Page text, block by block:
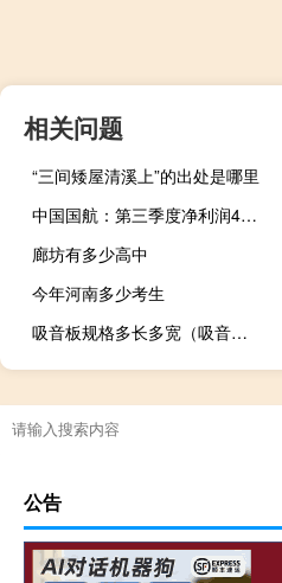
相关问题
“三间矮屋清溪上”的出处是哪里
中国国航：第三季度净利润42.42亿元
廊坊有多少高中
今年河南多少考生
吸音板规格多长多宽（吸音板规格）
公告